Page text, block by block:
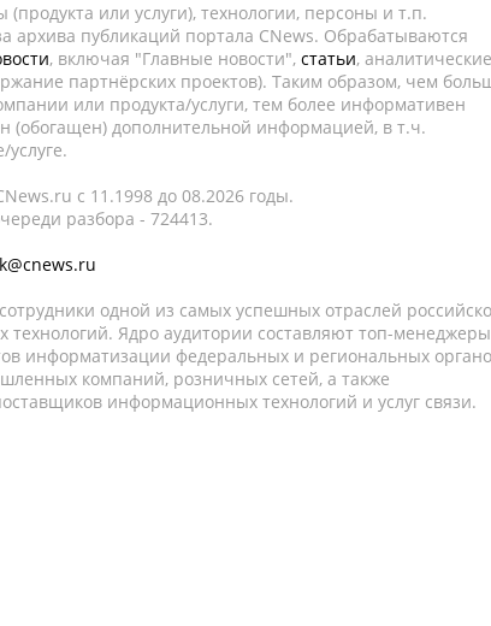
или услуги), технологии, персоны и т.п.
архива публикаций портала CNews. Обрабатываются
, включая "Главные новости", статьи, аналитические
партнёрских проектов). Таким образом, чем
или продукта/услуги, тем более информативен
дополнительной информацией, в т.ч.
c 11.1998 до 08.2026 годы.
разбора - 724413.
одной из самых успешных отраслей
Ядро аудитории составляют топ-
информатизации федеральных и региональных
компаний, розничных сетей, а также
информационных технологий и услуг связи.